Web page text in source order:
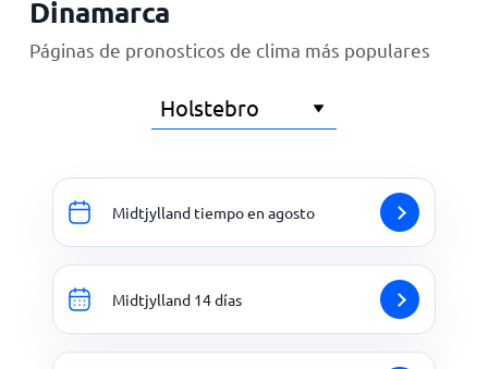
Dinamarca
Páginas de pronosticos de clima más populares
Midtjylland tiempo en agosto
Midtjylland 14 días